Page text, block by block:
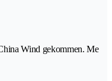
Wind gekommen. Me